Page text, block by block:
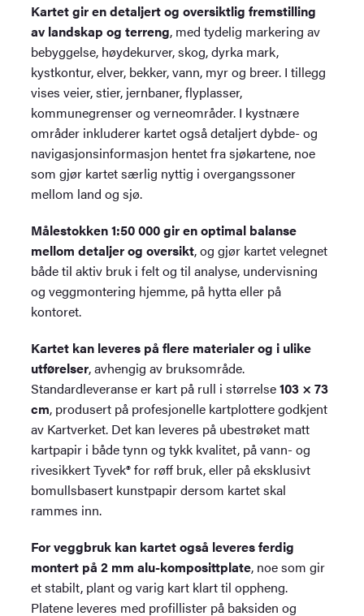
Kartet gir en detaljert og oversiktlig fremstilling
av landskap og terreng, med tydelig markering av
bebyggelse, høydekurver, skog, dyrka mark,
kystkontur, elver, bekker, vann, myr og breer. I tillegg
vises veier, stier, jernbaner, flyplasser,
kommunegrenser og verneområder. I kystnære
områder inkluderer kartet også detaljert dybde- og
navigasjonsinformasjon hentet fra sjøkartene, noe
som gjør kartet særlig nyttig i overgangssoner
mellom land og sjø.
Målestokken 1:50 000 gir en optimal balanse
mellom detaljer og oversikt, og gjør kartet velegnet
både til aktiv bruk i felt og til analyse, undervisning
og veggmontering hjemme, på hytta eller på
kontoret.
Kartet kan leveres på flere materialer og i ulike
utførelser, avhengig av bruksområde.
Standardleveranse er kart på rull i størrelse103 × 73
cm, produsert på profesjonelle kartplottere godkjent
av Kartverket. Det kan leveres på ubestrøket matt
kartpapir i både tynn og tykk kvalitet, på vann- og
rivesikkert Tyvek® for røff bruk, eller på eksklusivt
bomullsbasert kunstpapir dersom kartet skal
rammes inn.
For veggbruk kan kartet også leveres ferdig
montert på 2 mm alu-komposittplate, noe som gir
et stabilt, plant og varig kart klart til oppheng.
Platene leveres med profillister på baksiden og